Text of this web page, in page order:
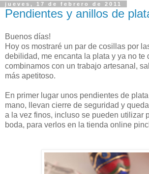
jueves, 17 de febrero de 2011
Pendientes y anillos de
Buenos días!
Hoy os mostraré un par de cosillas por
debilidad, me encanta la plata y ya no te
combinamos con un trabajo artesanal,
más apetitoso.
En primer lugar unos pendientes de
mano, llevan cierre de seguridad y
a la vez finos, incluso se pueden utilizar
boda, para verlos en la tienda online